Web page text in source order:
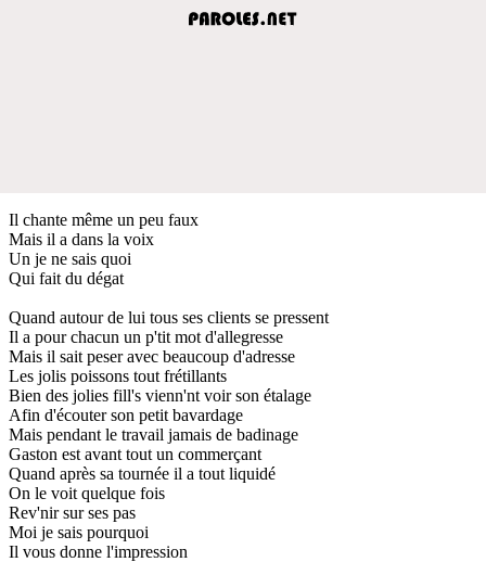
Il chante même un peu faux
Mais il a dans la voix
Un je ne sais quoi
Qui fait du dégat
Quand autour de lui tous ses clients se pressent
Il a pour chacun un p'tit mot d'allegresse
Mais il sait peser avec beaucoup d'adresse
Les jolis poissons tout frétillants
Bien des jolies fill's vienn'nt voir son étalage
Afin d'écouter son petit bavardage
Mais pendant le travail jamais de badinage
Gaston est avant tout un commerçant
Quand après sa tournée il a tout liquidé
On le voit quelque fois
Rev'nir sur ses pas
Moi je sais pourquoi
Il vous donne l'impression